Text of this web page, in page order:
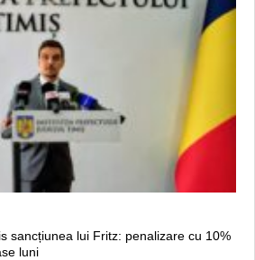
sancțiunea lui Fritz: penalizare cu 10%
luni